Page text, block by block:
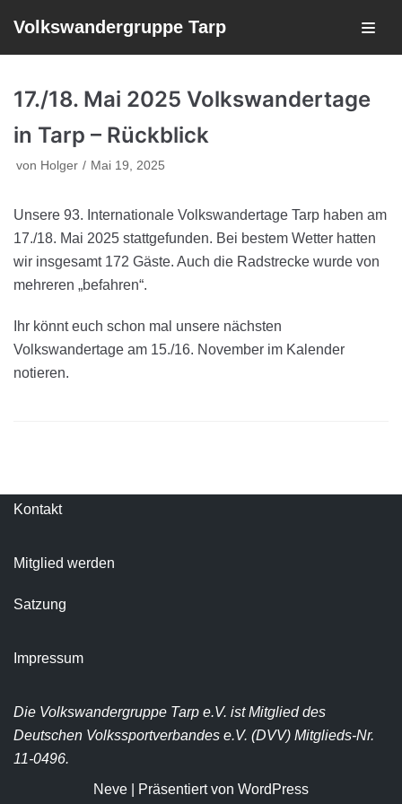
Volkswandergruppe Tarp
17./18. Mai 2025 Volkswandertage
in Tarp – Rückblick
von Holger Mai 19, 2025
Unsere 93. Internationale Volkswandertage Tarp haben am
17./18. Mai 2025 stattgefunden. Bei bestem Wetter hatten
wir insgesamt 172 Gäste. Auch die Radstrecke wurde von
mehreren „befahren“.
Ihr könnt euch schon mal unsere nächsten
Volkswandertage am 15./16. November im Kalender
notieren.
Kontakt
Mitglied werden
Satzung
Impressum
Die Volkswandergruppe Tarp e.V. ist Mitglied des
Deutschen Volkssportverbandes e.V. (DVV) Mitglieds-Nr.
11-0496.
Neve | Präsentiert von WordPress